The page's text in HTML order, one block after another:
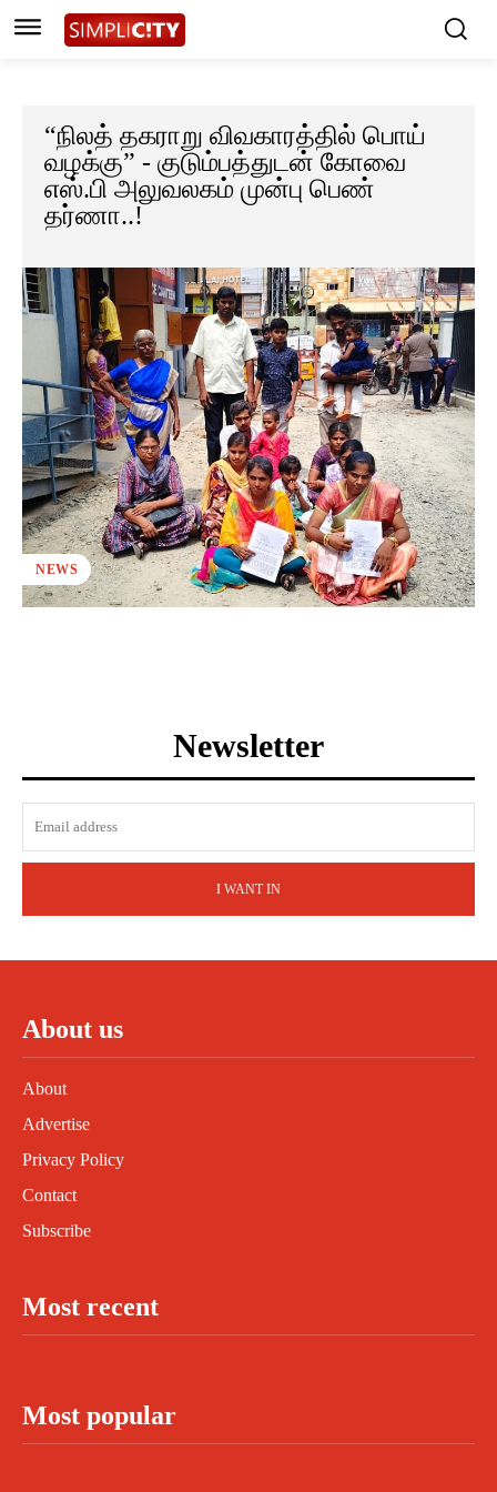
“நிலத் தகராறு விவகாரத்தில் பொய்
வழக்கு” - குடும்பத்துடன் கோவை
எஸ்.பி அலுவலகம் முன்பு பெண்
தர்ணா..!
NEWS
Newsletter
I WANT IN
About us
About
Advertise
Privacy Policy
Contact
Subscribe
Most recent
Most popular